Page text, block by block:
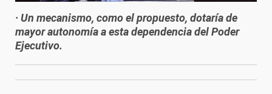
· Un mecanismo, como el propuesto, dotaría de
mayor autonomía a esta dependencia del Poder
Ejecutivo.